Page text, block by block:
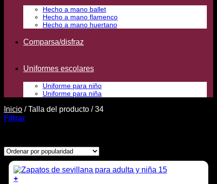
Hecho a mano ballet
Hecho a mano flamenco
Hecho a mano huertano
Comparsa/disfraz
Uniformes escolares
Uniforme para niño
Uniforme para niña
Inicio /Talla del producto /34
Filtrar
+